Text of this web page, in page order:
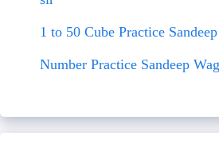
1 to 50 Cube Practice
Number Practice Sandeep